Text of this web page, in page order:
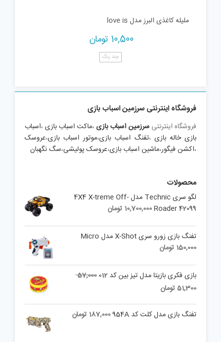
ملیله کاغذی البرز مدل love is
10,500 تومان
چند رنگ
فروشگاه اینترنتی سرزمین اسباب بازی
فروشگاه اینترنتی سرزمین اسباب بازی،ماکت اسباب بازی،اسباب
بازی خاله بازی ،تفنگ اسباب بازی،موتور اسباب بازی،عروسک
،اکشن فیگور،ماشین اسباب بازی،عروسک پولیشی،سگ نگهبان
محصولات
لگو سری Technic مدل 4X4 X-treme Off-
Roader 42099
10,700,000 تومان
تفنگ بازی زورو سری X-Shot مدل Micro
150,000 تومان
بازی فکری بازیتا مدل تیز بین کد 012 57,000
Original
51,300تومان
is:
51,300 تومان.
تفنگ بازی مدل کلت کد 954A 187,000 تومان